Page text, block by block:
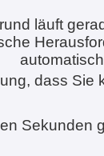
läuft
automatisch
dass Sie
Sekunden